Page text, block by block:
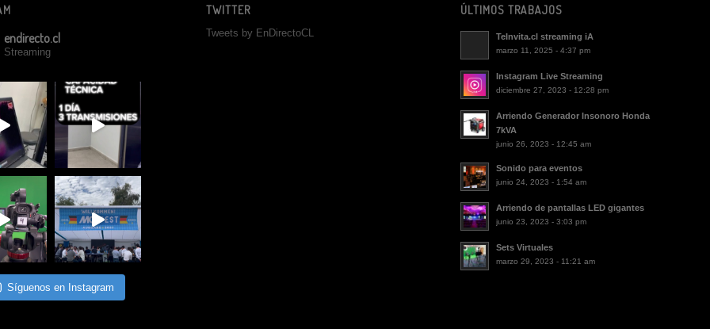
endirecto.cl
Streaming
Síguenos en Instagram
TWITTER
Tweets by EnDirectoCL
ÚLTIMOS TRABAJOS
TeInvita.cl streaming iA
marzo 11, 2025 - 4:37 pm
Instagram Live Streaming
diciembre 27, 2023 - 12:28 pm
Arriendo Generador Insonoro Honda
7kVA
junio 26, 2023 - 12:45 am
Sonido para eventos
junio 24, 2023 - 1:54 am
Arriendo de pantallas LED gigantes
junio 23, 2023 - 3:03 pm
Sets Virtuales
marzo 29, 2023 - 11:21 am